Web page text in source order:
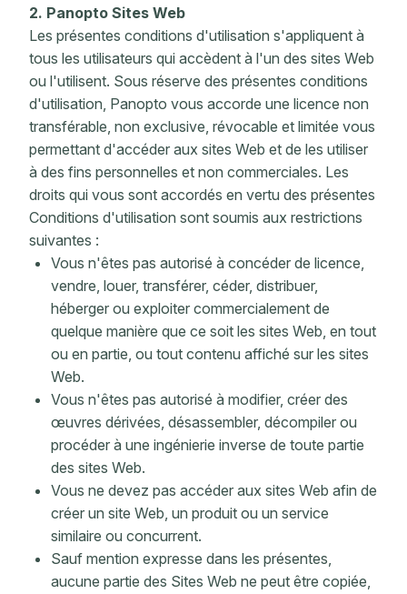
2. Panopto Sites Web
Les présentes conditions d'utilisation s'appliquent à
tous les utilisateurs qui accèdent à l'un des sites Web
ou l'utilisent. Sous réserve des présentes conditions
d'utilisation, Panopto vous accorde une licence non
transférable, non exclusive, révocable et limitée vous
permettant d'accéder aux sites Web et de les utiliser
à des fins personnelles et non commerciales. Les
droits qui vous sont accordés en vertu des présentes
Conditions d'utilisation sont soumis aux restrictions
suivantes :
Vous n'êtes pas autorisé à concéder de licence,
vendre, louer, transférer, céder, distribuer,
héberger ou exploiter commercialement de
quelque manière que ce soit les sites Web, en tout
ou en partie, ou tout contenu affiché sur les sites
Web.
Vous n'êtes pas autorisé à modifier, créer des
œuvres dérivées, désassembler, décompiler ou
procéder à une ingénierie inverse de toute partie
des sites Web.
Vous ne devez pas accéder aux sites Web afin de
créer un site Web, un produit ou un service
similaire ou concurrent.
Sauf mention expresse dans les présentes,
aucune partie des Sites Web ne peut être copiée,